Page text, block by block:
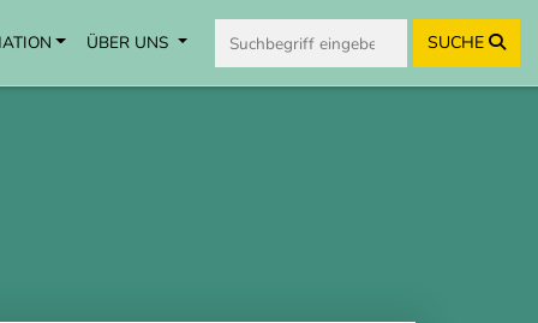
ÜBER UNS SUCHE